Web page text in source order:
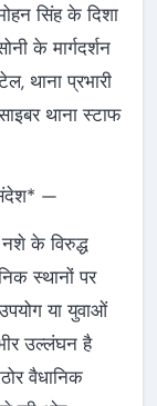
सिंह के दिशा
के मार्गदर्शन
थाना प्रभारी
थाना स्टाफ
—
के विरुद्ध
स्थानों पर
या युवाओं
उल्लंघन है
वैधानिक